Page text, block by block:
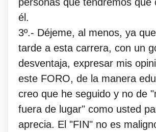
él.
3º.- Déjeme, al menos, ya
tarde a esta carrera, con un
desventaja, expresar mis
este FORO, de la manera
creo que he seguido y no de
fuera de lugar" como usted
aprecia. El "FIN" no es